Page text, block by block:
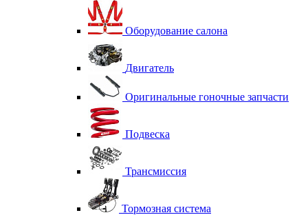
Оборудование салона
Двигатель
Оригинальные гоночные запчасти
Подвеска
Трансмиссия
Тормозная система